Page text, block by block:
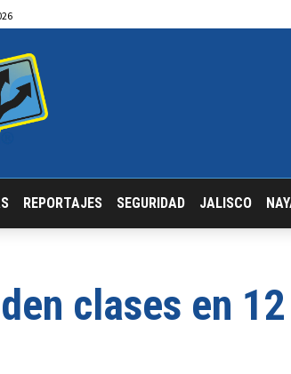
REPORTAJES SEGURIDAD JALISCO
clases en